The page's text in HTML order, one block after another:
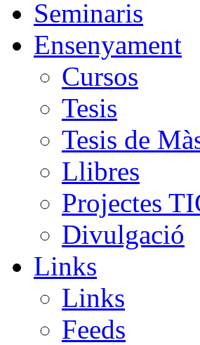
Seminaris
Ensenyament
Cursos
Tesis
Tesis de
Llibres
Projectes
Divulgació
Links
Links
Feeds